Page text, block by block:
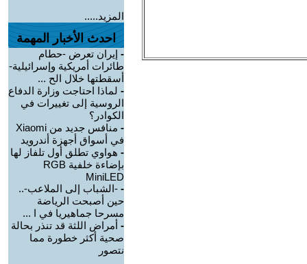
المزيد.....
احدث الأخبار المهمة
- إيران تعرض -حطام
طائرات أمريكية وإسرائيلية-
أسقطتها خلال الح ...
- لماذا احتاجت وزارة الدفاع
الروسية إلى تغييرات في
الكوادر؟
-
منافس جديد من Xiaomi
في أسواق أجهزة أندرويد
- هواوي تطلق أول تلفاز لها
بإضاءة خلفية RGB
MiniLED
- -الشباب إلى الملاعب-..
حين أصبحت الرياضة
مسرحا جماهيريا في ا ...
- أمراض اللثة قد تنذر بحالة
صحية أكثر خطورة مما
نتصور